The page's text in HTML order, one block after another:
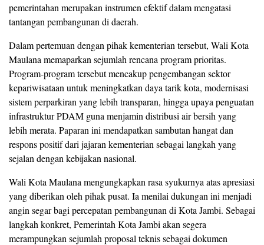
pemerintahan merupakan instrumen efektif dalam mengatasi
tantangan pembangunan di daerah.
Dalam pertemuan dengan pihak kementerian tersebut, Wali Kota
Maulana memaparkan sejumlah rencana program prioritas.
Program-program tersebut mencakup pengembangan sektor
kepariwisataan untuk meningkatkan daya tarik kota, modernisasi
sistem perparkiran yang lebih transparan, hingga upaya penguatan
infrastruktur PDAM guna menjamin distribusi air bersih yang
lebih merata. Paparan ini mendapatkan sambutan hangat dan
respons positif dari jajaran kementerian sebagai langkah yang
sejalan dengan kebijakan nasional.
Wali Kota Maulana mengungkapkan rasa syukurnya atas apresiasi
yang diberikan oleh pihak pusat. Ia menilai dukungan ini menjadi
angin segar bagi percepatan pembangunan di Kota Jambi. Sebagai
langkah konkret, Pemerintah Kota Jambi akan segera
merampungkan sejumlah proposal teknis sebagai dokumen